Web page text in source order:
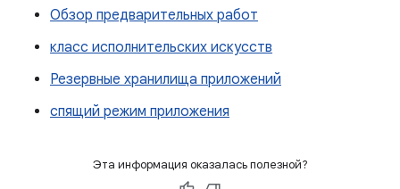
Обзор предварительных работ
класс исполнительских искусств
Резервные хранилища приложений
спящий режим приложения
Эта информация оказалась полезной?